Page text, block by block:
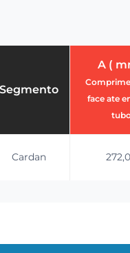
Segmento
A (
face ate
Cardan